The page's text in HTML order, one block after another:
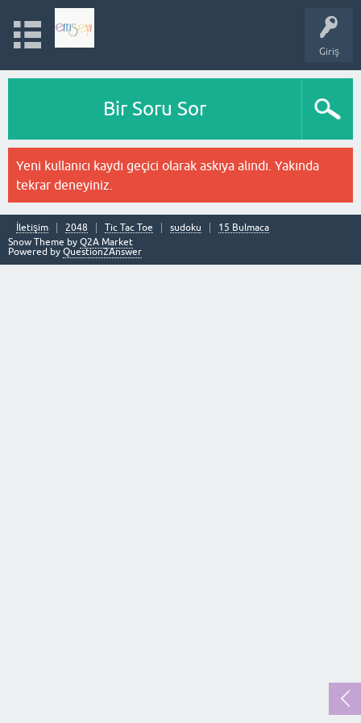
Giriş
Bir Soru Sor
Yeni kullanıcı kaydı geçici olarak askıya alındı. Yakında
tekrar deneyiniz.
İletişim 2048 Tic Tac Toe sudoku
15 Bulmaca
Snow Theme by Q2A Market
Powered by Question2Answer